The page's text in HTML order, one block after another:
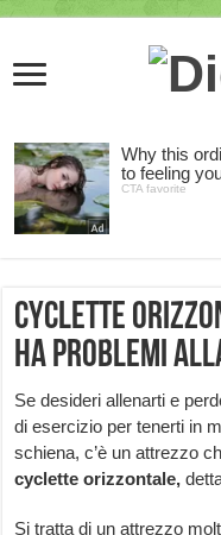
Cyclette
ha problemi
Se desideri allenarti e
di esercizio per tenerti in
schiena, c’è un attrezzo
cyclette orizzontale,
Si tratta di un attrezzo